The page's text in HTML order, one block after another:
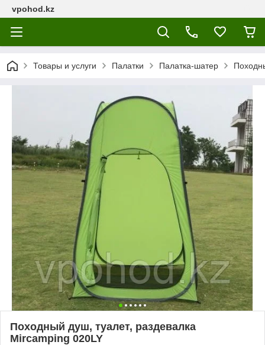
vpohod.kz
Товары и услуги Палатки Палатка-шатер
Походный душ, туалет, раздевалка
Mircamping 020LY